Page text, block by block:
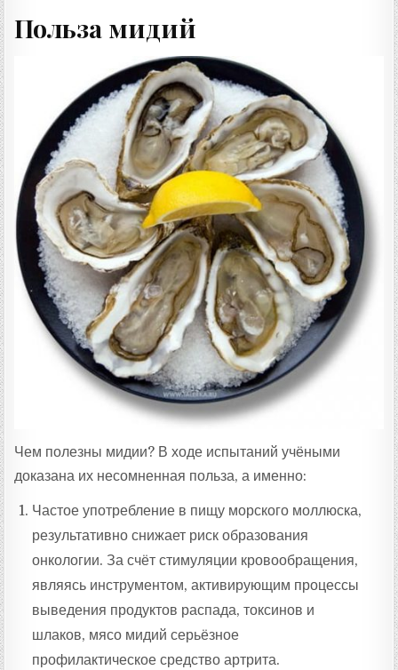
Польза мидий
Чем полезны мидии? В ходе испытаний учёными
доказана их несомненная польза, а именно:
Частое употребление в пищу морского моллюска,
результативно снижает риск образования
онкологии. За счёт стимуляции кровообращения,
являясь инструментом, активирующим процессы
выведения продуктов распада, токсинов и
шлаков, мясо мидий серьёзное
профилактическое средство артрита.